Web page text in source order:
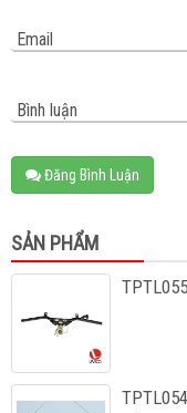
Email
Bình luận
Đăng Bình Luận
SẢN PHẨM